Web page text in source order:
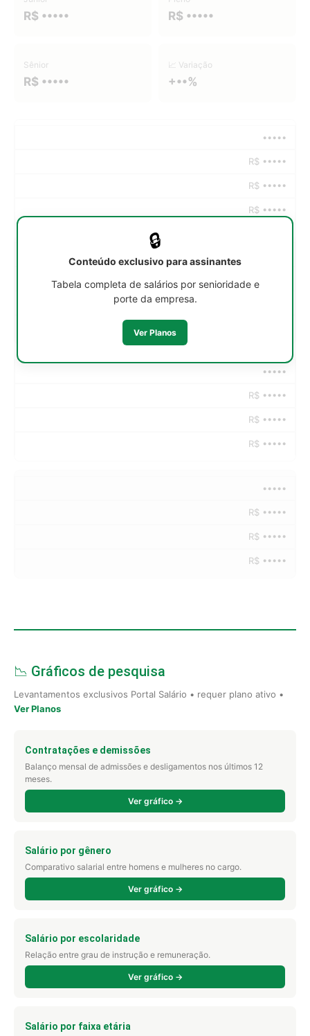
R$ ••••• R$ •••••
Sênior
R$ •••••
📈 Variação
+••%
•••••
R$ •••••
R$ •••••
R$ •••••
•••••
R$ •••••
R$ •••••
R$ •••••
•••••
R$ •••••
R$ •••••
R$ •••••
🔒
Conteúdo exclusivo para assinantes
Tabela completa de salários por senioridade e
porte da empresa.
Ver Planos
📉 Gráficos de pesquisa
Levantamentos exclusivos Portal Salário • requer plano ativo •
Ver Planos
Contratações e demissões
Balanço mensal de admissões e desligamentos nos últimos 12
meses.
Ver gráfico →
Salário por gênero
Comparativo salarial entre homens e mulheres no cargo.
Ver gráfico →
Salário por escolaridade
Relação entre grau de instrução e remuneração.
Ver gráfico →
Salário por faixa etária